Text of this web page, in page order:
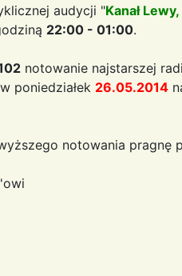
audycji "Kanał
22:00 - 01:00.
notowanie najstarszej
poniedziałek 26.05.2014
notowania pragnę
'owi